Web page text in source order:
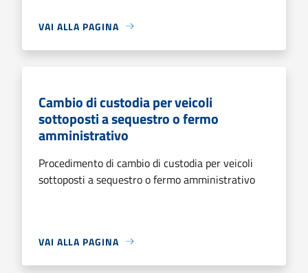
VAI ALLA PAGINA
Cambio di custodia per veicoli
sottoposti a sequestro o fermo
amministrativo
Procedimento di cambio di custodia per veicoli
sottoposti a sequestro o fermo amministrativo
VAI ALLA PAGINA